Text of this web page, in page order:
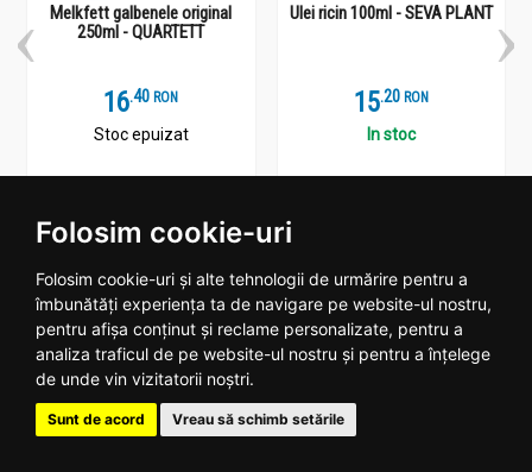
Folosim cookie-uri
Folosim cookie-uri și alte tehnologii de urmărire pentru a
îmbunătăți experiența ta de navigare pe website-ul nostru,
pentru afișa conținut și reclame personalizate, pentru a
analiza traficul de pe website-ul nostru și pentru a înțelege
de unde vin vizitatorii noștri.
Sunt de acord Vreau să schimb setările
Melkfett galbenele original
250ml - QUARTETT
16.4 RON
Stoc epuizat
Ulei ricin 100ml - SEVA PLANT
15.2 RON
In stoc
Plantoteca ta online
Date contact